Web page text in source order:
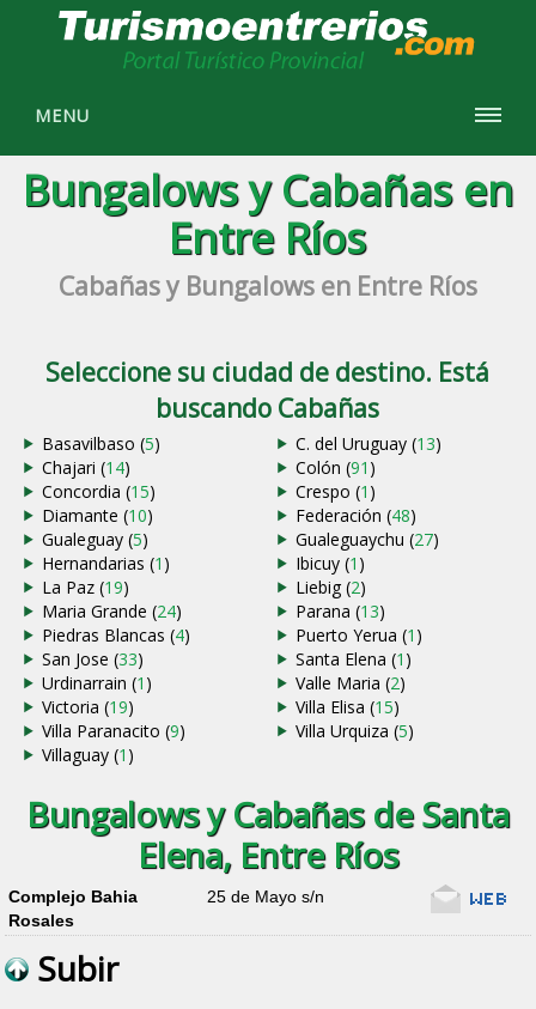
MENU
Bungalows y Cabañas en
Entre Ríos
Cabañas y Bungalows en Entre Ríos
Seleccione su ciudad de destino. Está
buscando Cabañas
Basavilbaso (5) C. del Uruguay (13)
Chajari (14) Colón (91 )
Concordia (15) Crespo (1 )
Diamante (10) Federación (48)
Gualeguay (5) Gualeguaychu (27)
Hernandarias (1 ) Ibicuy (1 )
La Paz (19) Liebig (2)
Maria Grande (24) Parana (13)
Piedras Blancas (4) Puerto Yerua (1 )
San Jose (33) Santa Elena (1 )
Urdinarrain (1 ) Valle Maria (2)
Victoria (19) Villa Elisa (15)
Villa Paranacito (9) Villa Urquiza (5)
Villaguay (1 )
Bungalows y Cabañas de Santa
Elena, Entre Ríos
Complejo Bahia
Rosales
25 de Mayo s/n
Subir